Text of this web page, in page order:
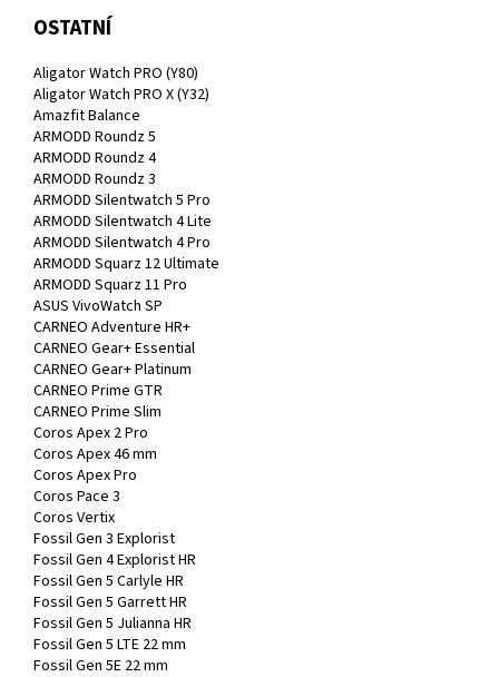
OSTATNÍ
Aligator Watch PRO (Y80)
Aligator Watch PRO X (Y32)
Amazfit Balance
ARMODD Roundz 5
ARMODD Roundz 4
ARMODD Roundz 3
ARMODD Silentwatch 5 Pro
ARMODD Silentwatch 4 Lite
ARMODD Silentwatch 4 Pro
ARMODD Squarz 12 Ultimate
ARMODD Squarz 11 Pro
ASUS VivoWatch SP
CARNEO Adventure HR+
CARNEO Gear+ Essential
CARNEO Gear+ Platinum
CARNEO Prime GTR
CARNEO Prime Slim
Coros Apex 2 Pro
Coros Apex 46 mm
Coros Apex Pro
Coros Pace 3
Coros Vertix
Fossil Gen 3 Explorist
Fossil Gen 4 Explorist HR
Fossil Gen 5 Carlyle HR
Fossil Gen 5 Garrett HR
Fossil Gen 5 Julianna HR
Fossil Gen 5 LTE 22 mm
Fossil Gen 5E 22 mm